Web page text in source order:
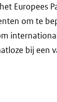
om te
bij een